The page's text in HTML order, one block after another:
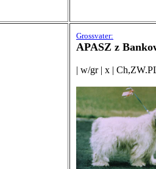
Grossvater:
APASZ z
| w/gr | x |